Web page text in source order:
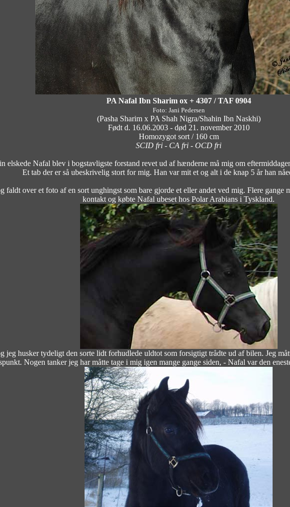
PA Nafal Ibn Sharim ox + 4307 / TAF 0904
Foto: Jani Pedersen
(Pasha Sharim x PA Shah Nigra/Shahin Ibn Naskhi)
Født d. 16.06.2003 - død 21. november 2010
Homozygot sort / 160 cm
SCID fri - CA fri - OCD fri
elskede Nafal blev i bogstavligste forstand revet ud af hænderne må mig om
Et tab der er så ubeskrivelig stort for mig. Han var mit et og alt i de knap 5 år han
faldt over et foto af en sort unghingst som bare gjorde et eller andet ved mig. Flere gange
kontakt og købte Nafal ubeset hos Polar Arabians i Tyskland.
jeg husker tydeligt den sorte lidt forhudlede uldtot som forsigtigt trådte ud af bilen. Jeg
Nogen tanker jeg har måtte tage i mig igen mange gange siden, - Nafal var den